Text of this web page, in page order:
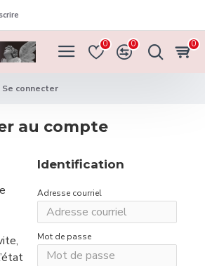
0 0 0
Se connecter
au compte
Identification
Adresse courriel
Mot de passe